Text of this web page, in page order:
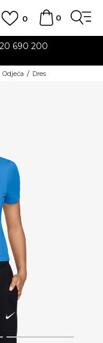
0
0
690 200
Odjeća Dres
3